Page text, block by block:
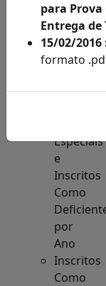
editais
Acesso
Especiais
e
Inscritos
Como
por
Ano
Inscritos
Como
para
Entrega
15/02/2016
formato